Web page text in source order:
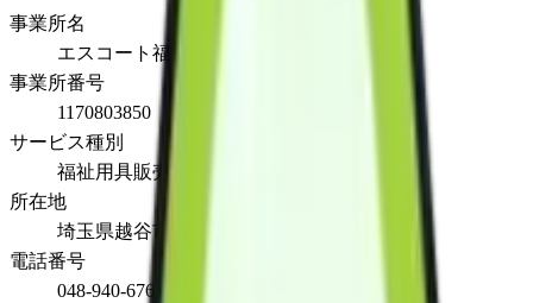
事業所名
エスコート福祉レンタル
事業所番号
1170803850
サービス種別
福祉用具販売
所在地
埼玉県越谷市蒲生寿町4-29
電話番号
048-940-6767